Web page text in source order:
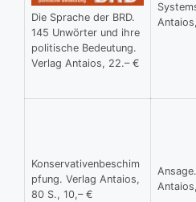
Die Sprache der BRD.
145 Unwörter und ihre
politische Bedeutung.
Verlag Antaios, 22.– €
Konservativenbeschim
pfung. Verlag Antaios,
80 S., 10,– €